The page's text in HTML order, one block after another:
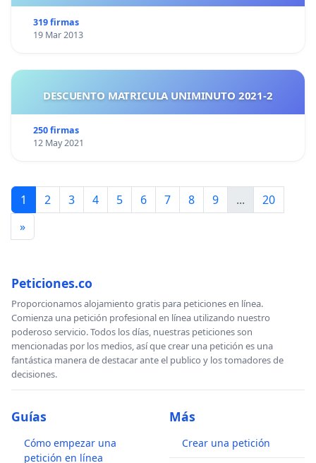
319 firmas
19 Mar 2013
DESCUENTO MATRICULA UNIMINUTO 2021-2
250 firmas
12 May 2021
1 2 3 4 5 6 7 8 9 ...
20
»
Peticiones.co
Proporcionamos alojamiento gratis para peticiones en línea.
Comienza una petición profesional en línea utilizando nuestro
poderoso servicio. Todos los días, nuestras peticiones son
mencionadas por los medios, así que crear una petición es una
fantástica manera de destacar ante el publico y los tomadores de
decisiones.
Guías
Cómo empezar una
petición en línea
Más
Crear una petición